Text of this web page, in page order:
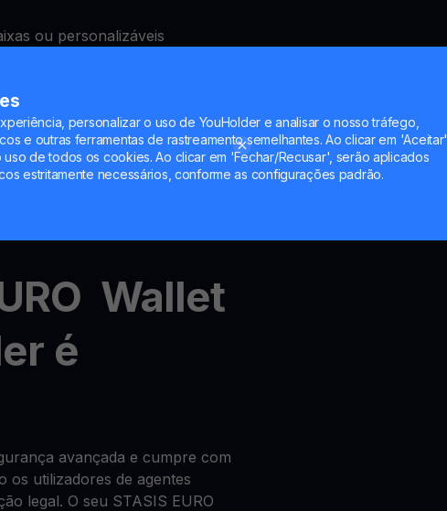
personalizar o uso de YouHolder e analisar o nosso tráfego,
e outras ferramentas de rastreamento semelhantes. Ao clicar em 'Aceitar',
de todos os cookies. Ao clicar em 'Fechar/Recusar', serão aplicados
estritamente necessários, conforme as configurações padrão.
ou personalizáveis
levantamentos à
exchange de criptomoedas
Wallet
é
avançada e cumpre com
os utilizadores de agentes
legal. O seu STASIS EURO